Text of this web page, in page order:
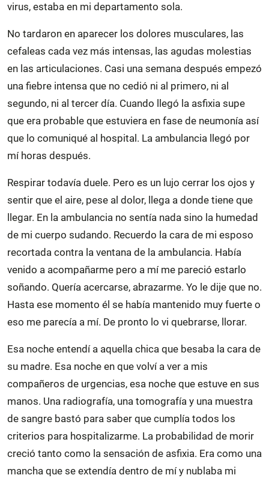
virus, estaba en mi departamento sola.
No tardaron en aparecer los dolores musculares, las
cefaleas cada vez más intensas, las agudas molestias
en las articulaciones. Casi una semana después empezó
una fiebre intensa que no cedió ni al primero, ni al
segundo, ni al tercer día. Cuando llegó la asfixia supe
que era probable que estuviera en fase de neumonía así
que lo comuniqué al hospital. La ambulancia llegó por
mí horas después.
Respirar todavía duele. Pero es un lujo cerrar los ojos y
sentir que el aire, pese al dolor, llega a donde tiene que
llegar. En la ambulancia no sentía nada sino la humedad
de mi cuerpo sudando. Recuerdo la cara de mi esposo
recortada contra la ventana de la ambulancia. Había
venido a acompañarme pero a mí me pareció estarlo
soñando. Quería acercarse, abrazarme. Yo le dije que no.
Hasta ese momento él se había mantenido muy fuerte o
eso me parecía a mí. De pronto lo vi quebrarse, llorar.
Esa noche entendí a aquella chica que besaba la cara de
su madre. Esa noche en que volví a ver a mis
compañeros de urgencias, esa noche que estuve en sus
manos. Una radiografía, una tomografía y una muestra
de sangre bastó para saber que cumplía todos los
criterios para hospitalizarme. La probabilidad de morir
creció tanto como la sensación de asfixia. Era como una
mancha que se extendía dentro de mí y nublaba mi